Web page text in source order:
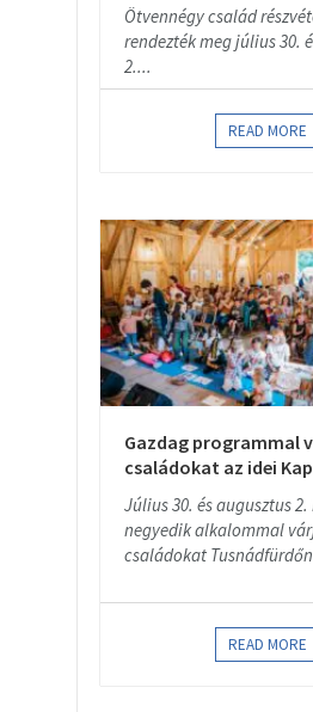
Ötvennégy család
rendezték meg július 30.
2....
READ MORE
Gazdag programmal
családokat az idei
Július 30. és augusztus
negyedik alkalommal
családokat
READ MORE